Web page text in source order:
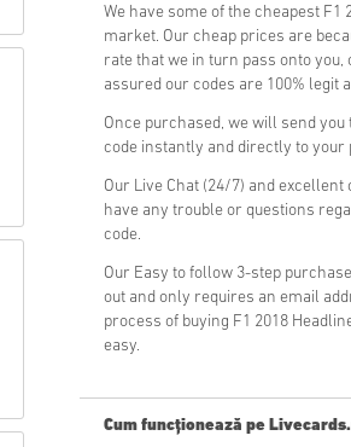
We have some of the cheapest F1
market. Our cheap prices are
rate that we in turn pass onto
assured our codes are 100% legit
Once purchased, we will send you
code instantly and directly to your
Our Live Chat (24/7) and
have any trouble or questions
code.
Our Easy to follow 3-step
out and only requires an email
process of buying F1 2018
easy.
Cum funcționează pe